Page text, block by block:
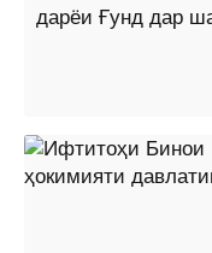
дарёи Ғунд дар